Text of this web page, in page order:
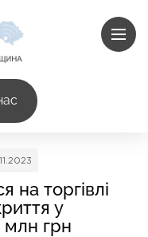
на торгівлі
у
млн грн